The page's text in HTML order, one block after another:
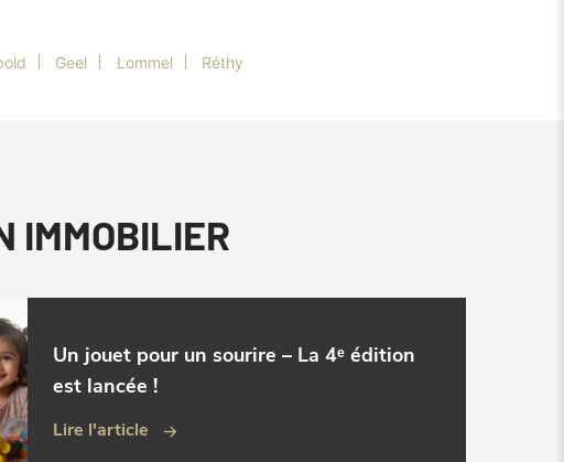
Geel Lommel Réthy
IMMOBILIER
Un jouet pour un sourire – La 4ᵉ édition
est lancée !
Lire l'article